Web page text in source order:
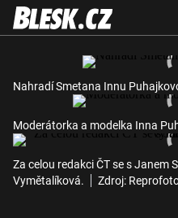
Nahradí Smetana Innu
Moderátorka a modelka Inna
Za celou redakci ČT se s Janem
Vymětalíková.
Zdroj: